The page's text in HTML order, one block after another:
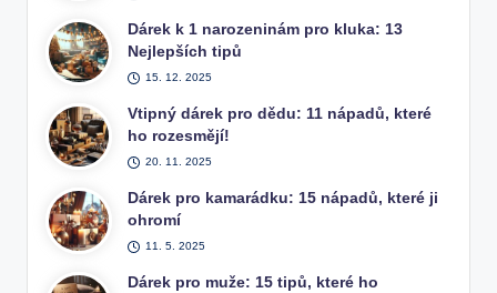
Dárek k 1 narozeninám pro kluka: 13
Nejlepších tipů
15. 12. 2025
Vtipný dárek pro dědu: 11 nápadů, které
ho rozesmějí!
20. 11. 2025
Dárek pro kamarádku: 15 nápadů, které ji
ohromí
11. 5. 2025
Dárek pro muže: 15 tipů, které ho